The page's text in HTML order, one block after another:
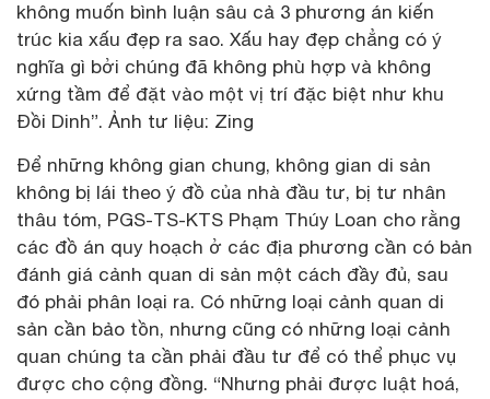
không muốn bình luận sâu cả 3 phương án kiến
trúc kia xấu đẹp ra sao. Xấu hay đẹp chẳng có ý
nghĩa gì bởi chúng đã không phù hợp và không
xứng tầm để đặt vào một vị trí đặc biệt như khu
Đồi Dinh”. Ảnh tư liệu: Zing
Để những không gian chung, không gian di sản
không bị lái theo ý đồ của nhà đầu tư, bị tư nhân
thâu tóm, PGS-TS-KTS Phạm Thúy Loan cho rằng
các đồ án quy hoạch ở các địa phương cần có bản
đánh giá cảnh quan di sản một cách đầy đủ, sau
đó phải phân loại ra. Có những loại cảnh quan di
sản cần bảo tồn, nhưng cũng có những loại cảnh
quan chúng ta cần phải đầu tư để có thể phục vụ
được cho cộng đồng. “Nhưng phải được luật hoá,